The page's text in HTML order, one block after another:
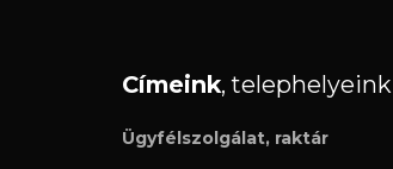
Címeink, telephelyeink
Ügyfélszolgálat, raktár